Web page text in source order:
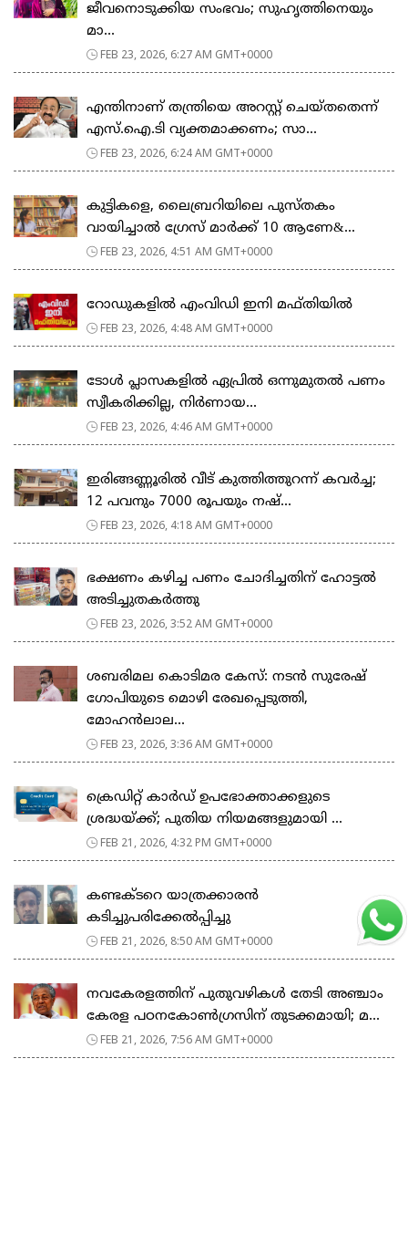
ജീവനൊടുക്കിയ സംഭവം; സുഹൃത്തിനെയും
മാ...
FEB 23, 2026, 6:27 AM GMT+0000
എന്തിനാണ് തന്ത്രിയെ അറസ്റ്റ് ചെയ്തതെന്ന്
എസ്.ഐ.ടി വ്യക്തമാക്കണം; സാ...
FEB 23, 2026, 6:24 AM GMT+0000
കുട്ടികളെ, ലൈബ്രറിയിലെ പുസ്തകം
വായിച്ചാല്‍ ഗ്രേസ് മാര്‍ക്ക് 10 ആണേ&...
FEB 23, 2026, 4:51 AM GMT+0000
റോഡുകളില്‍ എംവിഡി ഇനി മഫ്തിയില്‍
FEB 23, 2026, 4:48 AM GMT+0000
ടോള്‍ പ്ലാസകളില്‍ ഏപ്രില്‍ ഒന്നുമുതല്‍ പണം
സ്വീകരിക്കില്ല, നിര്‍ണായ...
FEB 23, 2026, 4:46 AM GMT+0000
ഇരിങ്ങണ്ണൂരിൽ വീട് കുത്തിത്തുറന്ന് കവർച്ച;
12 പവനും 7000 രൂപയും നഷ്...
FEB 23, 2026, 4:18 AM GMT+0000
ഭക്ഷണം കഴിച്ച പണം ചോദിച്ചതിന് ഹോട്ടൽ
അടിച്ചുതകർത്തു
FEB 23, 2026, 3:52 AM GMT+0000
ശബരിമല കൊടിമര കേസ്: നടൻ സുരേഷ്
ഗോപിയുടെ മൊഴി രേഖപ്പെടുത്തി,
മോഹൻലാല...
FEB 23, 2026, 3:36 AM GMT+0000
ക്രെഡിറ്റ് കാർഡ് ഉപഭോക്താക്കളുടെ
ശ്രദ്ധയ്ക്ക്; പുതിയ നിയമങ്ങളുമായി ...
FEB 21, 2026, 4:32 PM GMT+0000
കണ്ടക്ടറെ യാത്രക്കാരൻ
കടിച്ചുപരിക്കേൽപ്പിച്ചു
FEB 21, 2026, 8:50 AM GMT+0000
നവകേരളത്തിന് പുതുവഴികൾ തേടി അഞ്ചാം
കേരള പഠനകോൺഗ്രസിന് തുടക്കമായി; മ...
FEB 21, 2026, 7:56 AM GMT+0000